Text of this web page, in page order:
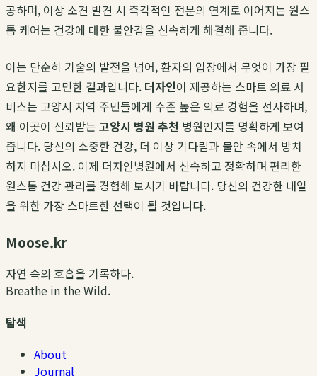
공하며, 이상 소견 발견 시 즉각적인 전문의 연계로 이어지는 원스
톱 케어는 건강에 대한 불안감을 신속하게 해결해 줍니다.
이는 단순히 기술의 발전을 넘어, 환자의 입장에서 무엇이 가장 필
요한지를 고민한 결과입니다. 더자인이 제공하는 스마트 의료 서
비스는 고양시 지역 주민들에게 수준 높은 의료 경험을 선사하며,
왜 이곳이 신뢰받는 고양시 병원 추천 병원인지를 명확하게 보여
줍니다. 당신의 소중한 건강, 더 이상 기다림과 불안 속에서 방치
하지 마십시오. 이제 더자인병원에서 신속하고 정확하며 편리한
원스톱 건강 관리를 경험해 보시기 바랍니다. 당신의 건강한 내일
을 위한 가장 스마트한 선택이 될 것입니다.
Moose.kr
자연 속의 호흡을 기록하다.
Breathe in the Wild.
탐색
About
Journal